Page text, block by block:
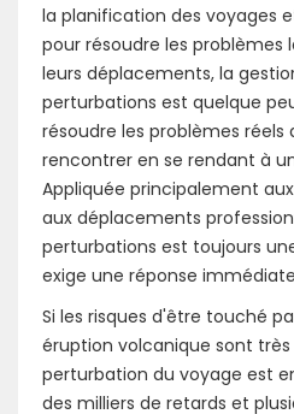
la planification des voyages
pour résoudre les problèmes
leurs déplacements, la
perturbations est quelque
résoudre les problèmes
rencontrer en se rendant à
Appliquée principalement
aux déplacements
perturbations est toujours
exige une réponse
Si les risques d'être touché
éruption volcanique sont très
perturbation du voyage est
des milliers de retards et